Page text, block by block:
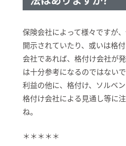
保険会社によって様々ですが
開示されていたり、或いは格
会社であれば、格付け会社が
は十分参考になるのではない
利益の他に、格付け、ソルベ
格付け会社による見通し等に
ね。
＊＊＊＊＊